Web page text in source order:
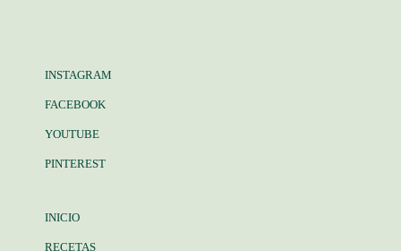
INSTAGRAM
FACEBOOK
YOUTUBE
PINTEREST
INICIO
RECETAS